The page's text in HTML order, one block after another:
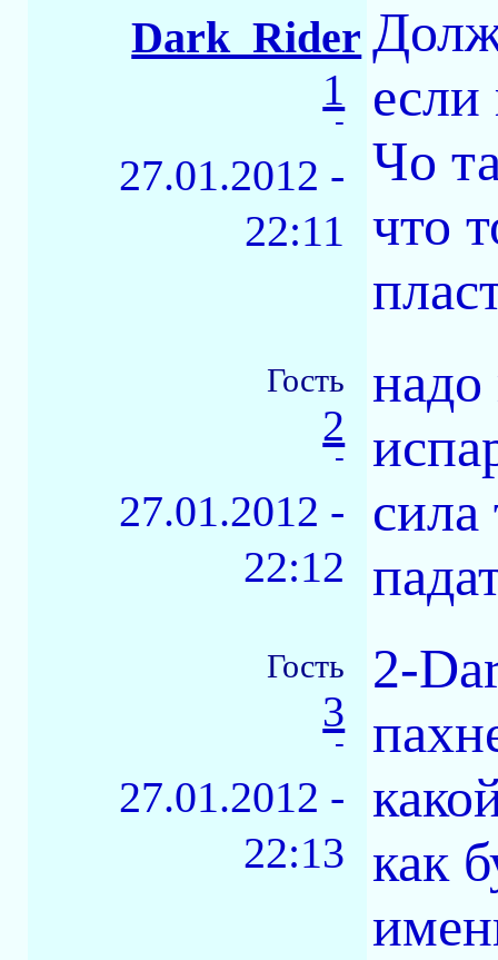
Dark_Rider
1
-
27.01.2012 -
22:11
Чо
что
Гость
2
-
27.01.2012 -
22:12
надо
Гость
3
-
27.01.2012 -
22:13
2-
как